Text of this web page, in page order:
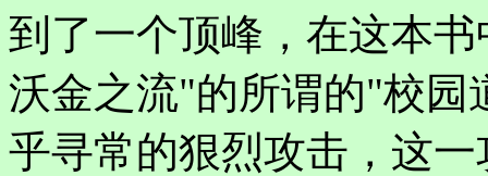
到了一个顶峰，在这本
沃金之流"的所谓的"校园
乎寻常的狠烈攻击，这